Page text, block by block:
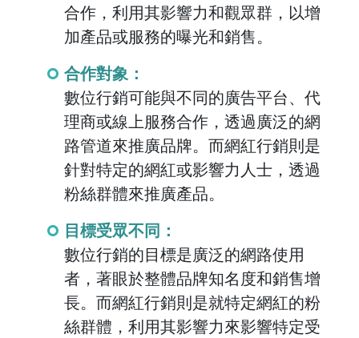
合作，利用其影響力和觀眾群，以增
加產品或服務的曝光和銷售。
合作對象：
數位行銷可能與不同的廣告平台、代
理商或線上服務合作，透過廣泛的網
路管道來推廣品牌。而網紅行銷則是
針對特定的網紅或影響力人士，透過
粉絲群體來推廣產品。
目標受眾不同：
數位行銷的目標是廣泛的網路使用
者，著眼於整體品牌知名度和銷售增
長。而網紅行銷則是就特定網紅的粉
絲群體，利用其影響力來影響特定受